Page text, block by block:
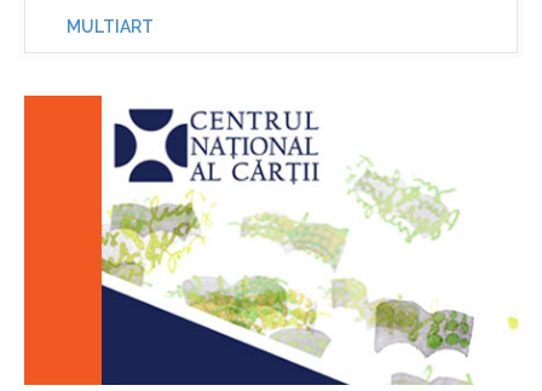
MULTIART